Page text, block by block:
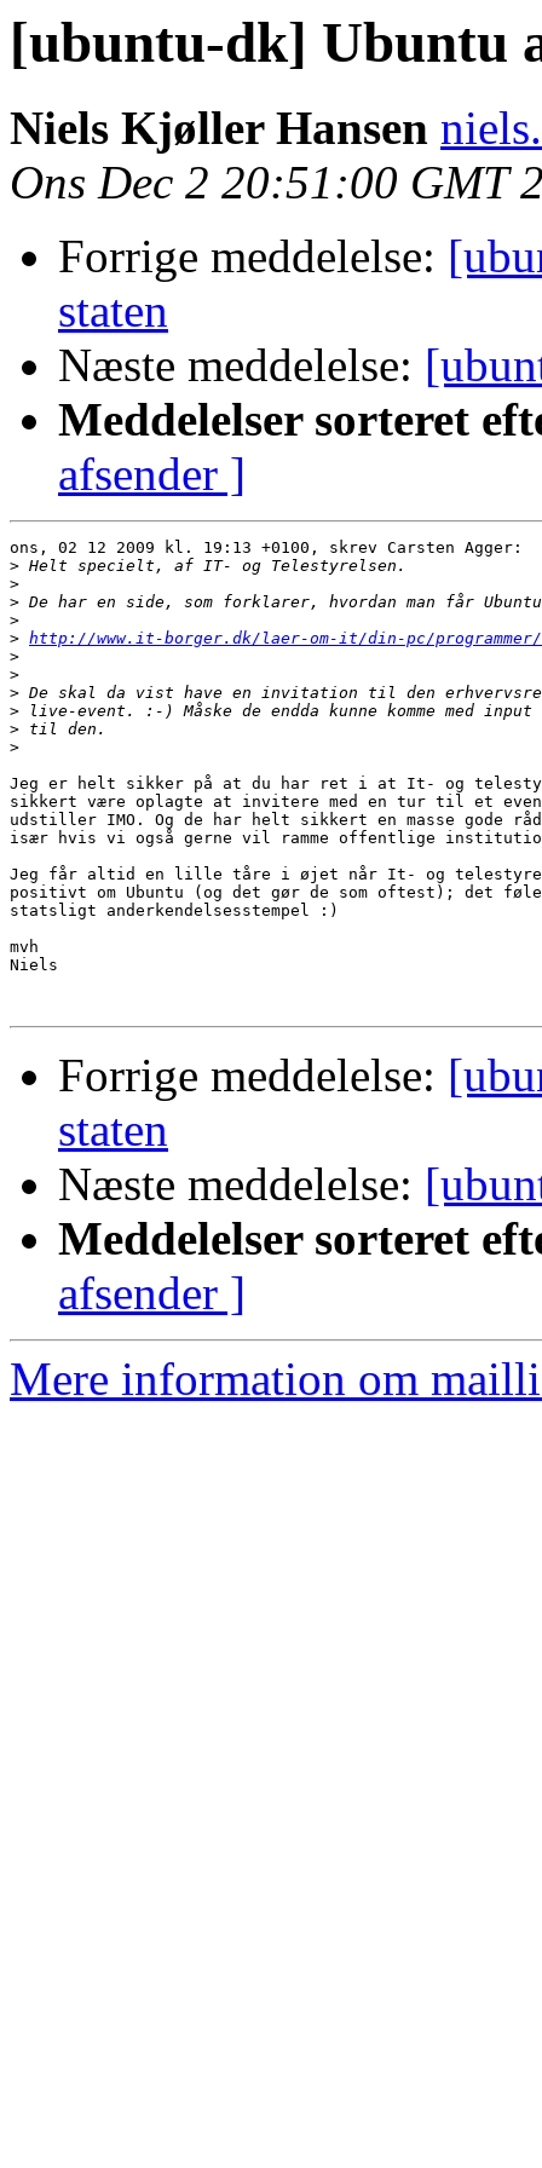
[ubuntu-dk] Ubuntu
Niels Kjøller Hansen
Ons Dec 2 20:51:00 GMT
Forrige meddelelse:
staten
Næste meddelelse:
Meddelelser sorteret
afsender ]
ons, 02 12 2009 kl. 19:13 +0100, skrev Carsten Agger:
>
>
>
>
> http://www.it-borger.dk/laer-om-it/din-pc/programmer/
>
>
>
>
>
>
Jeg er helt sikker på at du har ret i at It- og
sikkert være oplagte at invitere med en tur til et
udstiller IMO. Og de har helt sikkert en masse gode
især hvis vi også gerne vil ramme offentlige
Jeg får altid en lille tåre i øjet når It- og
positivt om Ubuntu (og det gør de som oftest); det
statsligt anderkendelsesstempel :)
mvh
Niels
Forrige meddelelse:
staten
Næste meddelelse:
Meddelelser sorteret
afsender ]
Mere information om